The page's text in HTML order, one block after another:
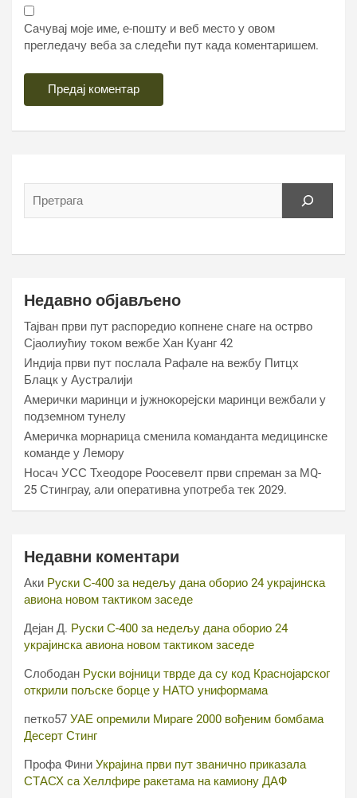
Сачувај моје име, е-пошту и веб место у овом
прегледачу веба за следећи пут када коментаришем.
Недавно објављено
Тајван први пут распоредио копнене снаге на острво
Сјаолиућиу током вежбе Хан Куанг 42
Индија први пут послала Рафале на вежбу Питцх
Блацк у Аустралији
Амерички маринци и јужнокорејски маринци вежбали у
подземном тунелу
Америчка морнарица сменила команданта медицинске
команде у Лемору
Носач УСС Тхеодоре Роосевелт први спреман за МQ-
25 Стинграy, али оперативна употреба тек 2029.
Недавни коментари
Аки Руски С-400 за недељу дана оборио 24 украјинска
авиона новом тактиком заседе
Дејан Д. Руски С-400 за недељу дана оборио 24
украјинска авиона новом тактиком заседе
Слободан Руски војници тврде да су код Краснојарског
открили пољске борце у НАТО униформама
петко57 УАЕ опремили Мираге 2000 вођеним бомбама
Десерт Стинг
Профа Фини Украјина први пут званично приказала
СТАСХ са Хеллфире ракетама на камиону ДАФ